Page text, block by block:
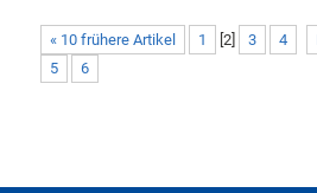
« 10 frühere Artikel 1 2] 3
4
5
6